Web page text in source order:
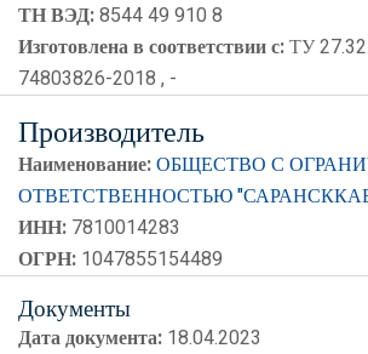
ТН ВЭД:8544 49 910 8
Изготовлена в соответствии с:ТУ
74803826-2018 , -
Производитель
Наименование:ОБЩЕСТВО С
ОТВЕТСТВЕННОСТЬЮ
ИНН: 7810014283
ОГРН: 1047855154489
Документы
Дата документа: 18.04.2023